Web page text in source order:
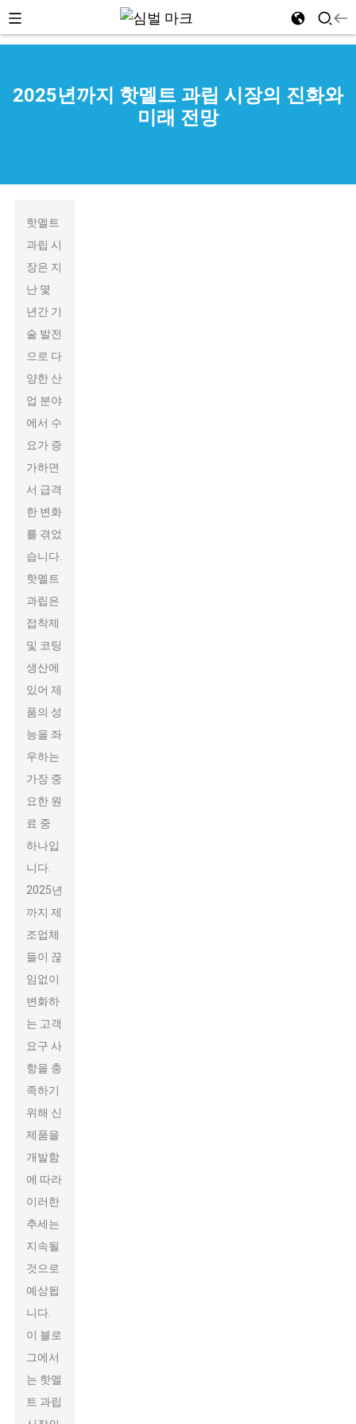
2025년까지 핫멜트 과립 시장의 진화와
미래 전망
핫멜트
과립 시
장은 지
난 몇
년간 기
술 발전
으로 다
양한 산
업 분야
에서 수
요가 증
가하면
서 급격
한 변화
를 겪었
습니다.
핫멜트
과립은
접착제
및 코팅
생산에
있어 제
품의 성
능을 좌
우하는
가장 중
요한 원
료 중
하나입
니다.
2025년
까지 제
조업체
들이 끊
임없이
변화하
는 고객
요구 사
항을 충
족하기
위해 신
제품을
개발함
에 따라
이러한
추세는
지속될
것으로
예상됩
니다.
이 블로
그에서
는 핫멜
트 과립